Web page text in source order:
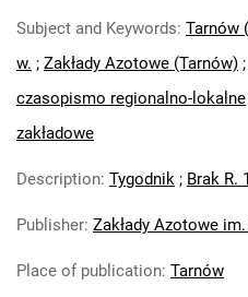
Robotniczego
Feliksa
Tarnowskie Azoty :
Tarnowskie Azoty :
Feliksa
Robotniczego
Subject and Keywords: Tarnów
w. ; Zakłady Azotowe (Tarnów) ;
czasopismo regionalno-lokalne
zakładowe
Description: Tygodnik ; Brak R.
Publisher: Zakłady Azotowe
Place of publication: Tarnów